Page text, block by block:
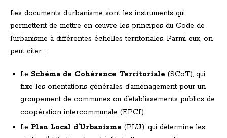
Les documents d’urbanisme sont les instruments qui
permettent de mettre en œuvre les principes du Code de
l’urbanisme à différentes échelles territoriales. Parmi eux, on
peut citer :
Le Schéma de Cohérence Territoriale (SCoT), qui
fixe les orientations générales d’aménagement pour un
groupement de communes ou d’établissements publics de
coopération intercommunale (EPCI).
Le Plan Local d’Urbanisme (PLU), qui détermine les